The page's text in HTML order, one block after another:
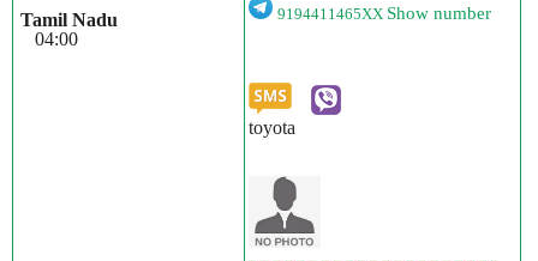
Tamil Nadu
04:00
9194411465XX Show number
toyota